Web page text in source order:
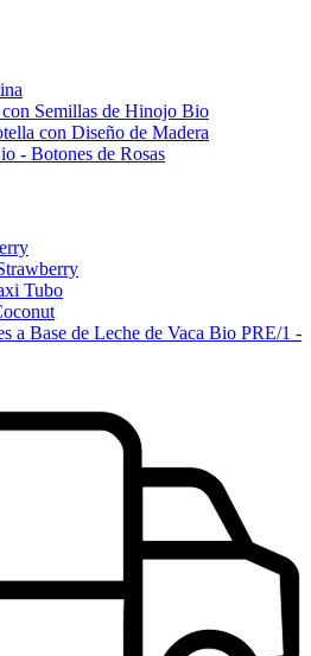
Semillas de Hinojo Bio
con Diseño de Madera
- Botones de Rosas
Tubo
a Base de Leche de Vaca Bio PRE/1 -